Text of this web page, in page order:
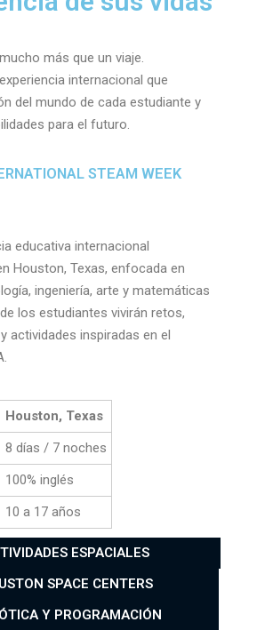
más que un viaje.
internacional que
del mundo de cada estudiante y
para el futuro.
STEAM WEEK
educativa internacional
Houston, Texas, enfocada en
ingeniería, arte y matemáticas
los estudiantes vivirán retos,
actividades inspiradas en el
Houston, Texas
8 días / 7 noches
100% inglés
10 a 17 años
ESPACIALES
SPACE CENTERS
Y PROGRAMACIÓN